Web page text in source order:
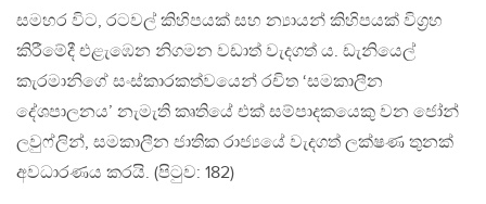
සමහර විට, රටවල් කිහිපයක් සහ න්‍යායන් කිහිපයක් විග‍්‍රහ
කිරීමේදී එළැඹෙන නිගමන වඩාත් වැදගත් ය. ඩැනියෙල්
කැරමානිගේ සංස්කාරකත්වයෙන් රචිත ‘සමකාලීන
දේශපාලනය’ නැමැති කෘතියේ එක් සම්පාදකයෙකු වන ජෝන්
ලවුෆ්ලින්, සමකාලීන ජාතික රාජ්‍යයේ වැදගත් ලක්ෂණ තුනක්
අවධාරණය කරයි. (පිටුව: 182)